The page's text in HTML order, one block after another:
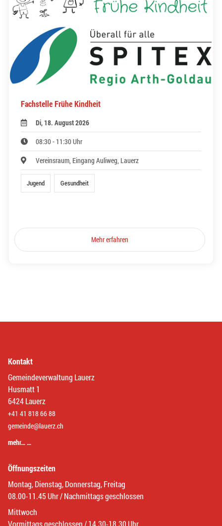
Fachstelle Frühe Kindheit
Di, 18. August 2026
08:30 - 11:30 Uhr
Vereinsraum, Eingang Auliweg, Lauerz
Jugend Gesundheit
Mehr erfahren
Kontakt
Gemeindeverwaltung Lauerz
Husmatt 1
6424 Lauerz
+41 41 818 66 88
gemeinde@lauerz.ch
mehr… …
Öffnungszeiten
Montag, Dienstag, Donnerstag, Freitag
08.00-11.45 Uhr / Nachmittags geschlossen
Mittwoch
Vormittags geschlossen / 14.30-18.30 Uhr